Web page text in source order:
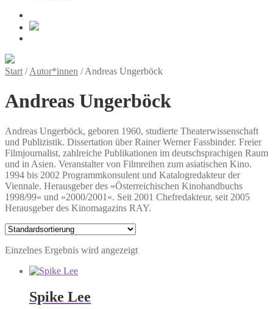
Start /Autor*innen /Andreas Ungerböck
Andreas Ungerböck
Andreas Ungerböck, geboren 1960, studierte Theaterwissenschaft
und Publizistik. Dissertation über Rainer Werner Fassbinder. Freier
Filmjournalist, zahlreiche Publikationen im deutschsprachigen Raum
und in Asien. Veranstalter von Filmreihen zum asiatischen Kino.
1994 bis 2002 Programmkonsulent und Katalogredakteur der
Viennale. Herausgeber des »Österreichischen Kinohandbuchs
1998/99« und »2000/2001«. Seit 2001 Chefredakteur, seit 2005
Herausgeber des Kinomagazins RAY.
Einzelnes Ergebnis wird angezeigt
Spike Lee